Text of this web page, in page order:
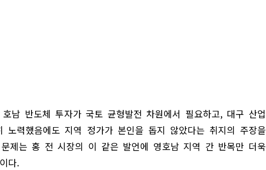
남 반도체 투자가 국토 균형발전 차원에서 필요하고, 대구 산업
노력했음에도 지역 정가가 본인을 돕지 않았다는 취지의 주장을
제는 홍 전 시장의 이 같은 발언에 영호남 지역 간 반목만 더욱
다.